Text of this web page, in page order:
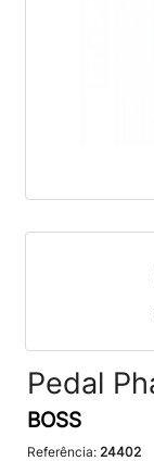
Pedal
BOSS
Referência: 24402